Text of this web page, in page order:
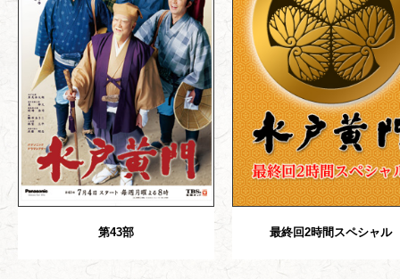
第43部 最終回2時間スペシャル